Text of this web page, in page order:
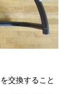
交換すること